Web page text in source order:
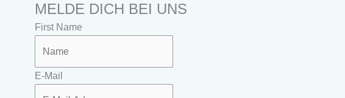
MELDE DICH BEI UNS
First Name
E-Mail